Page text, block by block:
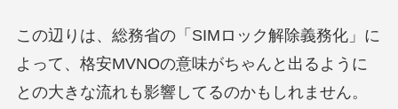
この辺りは、総務省の「SIMロック解除義務化」に
よって、格安MVNOの意味がちゃんと出るように
との大きな流れも影響してるのかもしれません。